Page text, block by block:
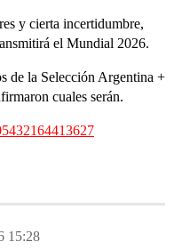
y cierta incertidumbre,
el Mundial 2026.
de la Selección Argentina +
cuales serán.
15:28